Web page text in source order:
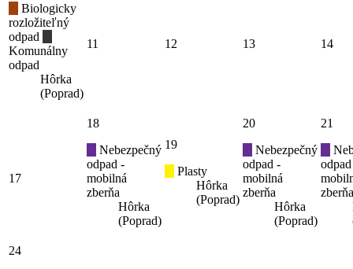
Biologicky
rozložiteľný
odpad
Komunálny
odpad
Hôrka
(Poprad)
11 12 13 14
17
18
Nebezpečný
odpad -
mobilná
zberňa
Hôrka
(Poprad)
19
Plasty
Hôrka
(Poprad)
20
Nebezpečný
odpad -
mobilná
zberňa
Hôrka
(Poprad)
21
zberňa
24